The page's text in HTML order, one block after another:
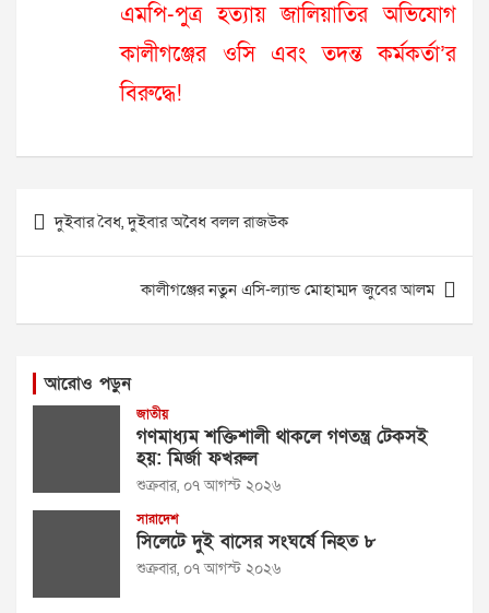
এমপি-পুত্র হত্যায় জালিয়াতির অভিযোগ
কালীগঞ্জের ওসি এবং তদন্ত কর্মকর্তা’র
বিরুদ্ধে!
Post
navigation
দুইবার বৈধ, দুইবার অবৈধ বলল রাজউক
কালীগঞ্জের নতুন এসি-ল্যান্ড মোহাম্মদ জুবের আলম
আরোও পড়ুন
জাতীয়
গণমাধ্যম শক্তিশালী থাকলে গণতন্ত্র টেকসই
হয়: মির্জা ফখরুল
শুক্রবার, ০৭ আগস্ট ২০২৬
সারাদেশ
সিলেটে দুই বাসের সংঘর্ষে নিহত ৮
শুক্রবার, ০৭ আগস্ট ২০২৬